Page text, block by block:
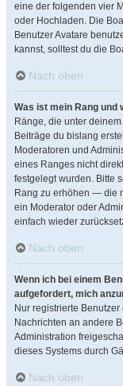
eine der folgenden vier
oder Hochladen. Die
Benutzer Avatare
kannst, solltest du die
Nach oben
Was ist mein Rang und
Ränge, die unter
Beiträge du bislang
Moderatoren und
eines Ranges nicht
festgelegt wurden. Bitte
Rang zu erhöhen — die
ein Moderator oder
einfach wieder
Nach oben
Wenn ich bei einem
aufgefordert, mich
Nur registrierte
Nachrichten an andere
Administration
dieses Systems durch
Nach oben